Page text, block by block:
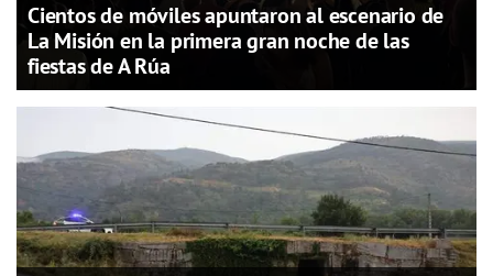
Cientos de móviles apuntaron al escenario de
La Misión en la primera gran noche de las
fiestas de A Rúa